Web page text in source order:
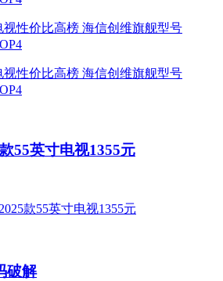
55英寸电视1355元
破解